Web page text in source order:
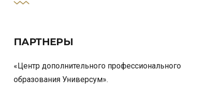
ПАРТНЕРЫ
«Центр дополнительного профессионального
образования Универсум».